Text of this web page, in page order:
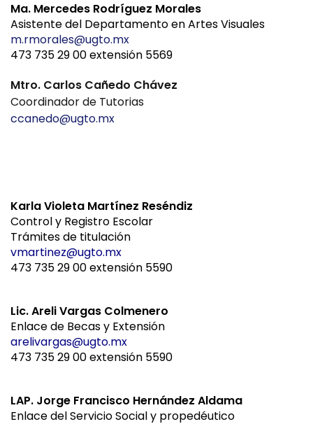
Ma. Mercedes Rodríguez Morales
Asistente del Departamento en Artes Visuales
m.rmorales@ugto.mx
473 735 29 00 extensión 5569
Mtro. Carlos Cañedo Chávez
Coordinador de Tutorias
ccanedo@ugto.mx
Karla Violeta Martínez Reséndiz
Control y Registro Escolar
Trámites de titulación
vmartinez@ugto.mx
473 735 29 00 extensión 5590
Lic. Areli Vargas Colmenero
Enlace de Becas y Extensión
arelivargas@ugto.mx
473 735 29 00 extensión 5590
LAP. Jorge Francisco Hernández Aldama
Enlace del Servicio Social y propedéutico